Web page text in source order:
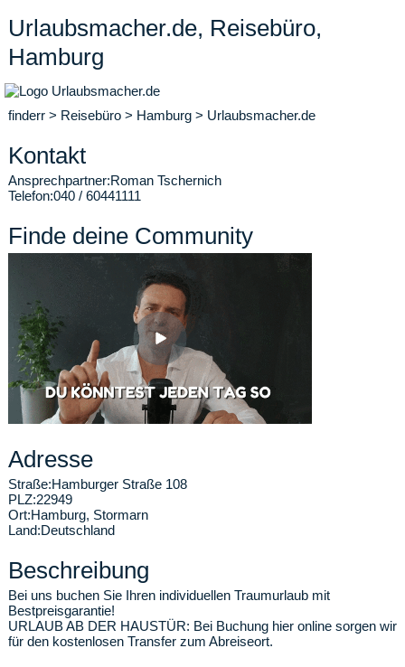
Urlaubsmacher.de, Reisebüro,
Hamburg
finderr > Reisebüro > Hamburg > Urlaubsmacher.de
Kontakt
Ansprechpartner:Roman Tschernich
Telefon:040 / 60441111
Finde deine Community
Adresse
Straße:Hamburger Straße 108
PLZ:22949
Ort:Hamburg, Stormarn
Land:Deutschland
Beschreibung
Bei uns buchen Sie Ihren individuellen Traumurlaub mit
Bestpreisgarantie!
URLAUB AB DER HAUSTÜR: Bei Buchung hier online sorgen wir
für den kostenlosen Transfer zum Abreiseort.